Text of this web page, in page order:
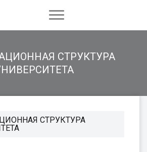
СТРУКТУРА
СТРУКТУРА